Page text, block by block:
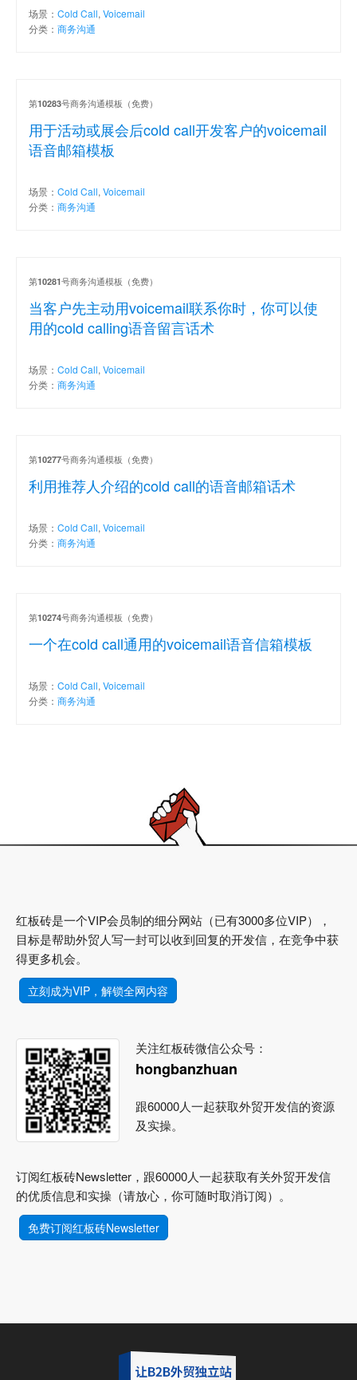
场景： Cold Call, Voicemail
分类： 商务沟通
用于活动或展会后cold call开发客户的voicemail
语音邮箱模板
第10283号商务沟通模板（免费）
场景： Cold Call, Voicemail
分类： 商务沟通
当客户先主动用voicemail联系你时，你可以使
用的cold calling语音留言话术
第10281号商务沟通模板（免费）
场景： Cold Call, Voicemail
分类： 商务沟通
利用推荐人介绍的cold call的语音邮箱话术
第10277号商务沟通模板（免费）
场景： Cold Call, Voicemail
分类： 商务沟通
一个在cold call通用的voicemail语音信箱模板
第10274号商务沟通模板（免费）
场景： Cold Call, Voicemail
分类： 商务沟通
红板砖是一个VIP会员制的细分网站（已有3000多位VIP），
目标是帮助外贸人写一封可以收到回复的开发信，在竞争中获
得更多机会。
立刻成为VIP，解锁全网内容
关注红板砖微信公众号：
hongbanzhuan
跟60000人一起获取外贸开发信的资源
及实操。
订阅红板砖Newsletter，跟60000人一起获取有关外贸开发信
的优质信息和实操（请放心，你可随时取消订阅）。
免费订阅红板砖Newsletter